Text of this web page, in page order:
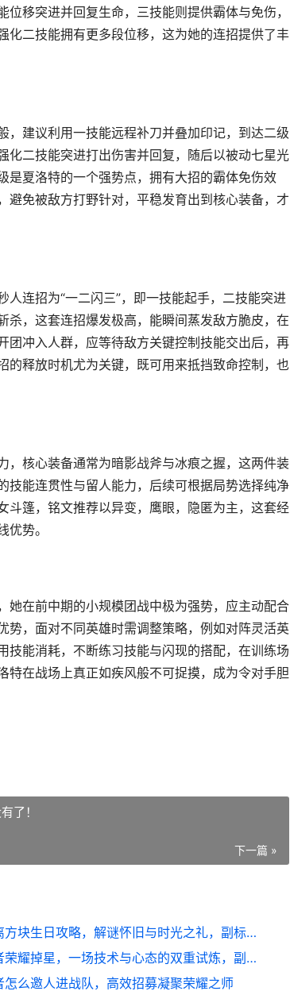
移突进并回复生命，三技能则提供霸体与免伤，
化二技能拥有更多段位移，这为她的连招提供了丰
，建议利用一技能远程补刀并叠加印记，到达二级
化二技能突进打出伤害并回复，随后以被动七星光
是夏洛特的一个强势点，拥有大招的霸体免伤效
避免被敌方打野针对，平稳发育出到核心装备，才
连招为“一二闪三”，即一技能起手，二技能突进
杀，这套连招爆发极高，能瞬间蒸发敌方脆皮，在
团冲入人群，应等待敌方关键控制技能交出后，再
释放时机尤为关键，既可用来抵挡致命控制，也
，核心装备通常为暗影战斧与冰痕之握，这两件装
技能连贯性与留人能力，后续可根据局势选择纯净
斗篷，铭文推荐以异变，鹰眼，隐匿为主，这套经
势。
她在前中期的小规模团战中极为强势，应主动配合
，面对不同英雄时需调整策略，例如对阵灵活英
能消耗，不断练习技能与闪现的搭配，在训练场
特在战场上真正如疾风般不可捉摸，成为令对手胆
了！
下一篇 »
逃离方块生日攻略，解谜怀旧与时光之礼，副标题，重温锈湖深处的童年记忆
王者荣耀掉星，一场技术与心态的双重试炼，副标题，当段位波动成为游戏哲学
怎么邀人进战队，高效招募凝聚荣耀之师